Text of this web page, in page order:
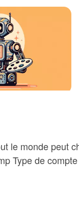
le monde peut
Type de compte